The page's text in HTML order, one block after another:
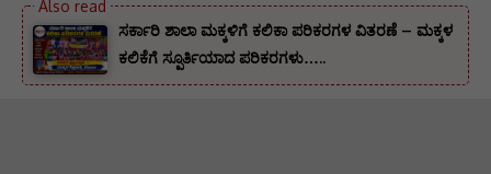
ಸರ್ಕಾರಿ ಶಾಲಾ ಮಕ್ಕಳಿಗೆ ಕಲಿಕಾ ಪರಿಕರಗಳ ವಿತರಣೆ – ಮಕ್ಕಳ
ಕಲಿಕೆಗೆ ಸ್ಪೂರ್ತಿಯಾದ ಪರಿಕರಗಳು…..